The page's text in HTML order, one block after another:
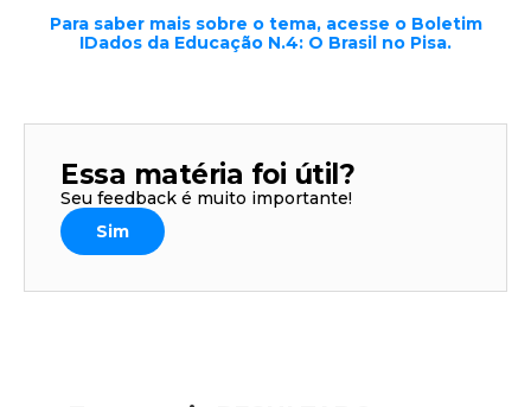
Para saber mais sobre o tema, acesse o Boletim
IDados da Educação N.4: O Brasil no Pisa.
Essa matéria foi útil?
Seu feedback é muito importante!
Sim